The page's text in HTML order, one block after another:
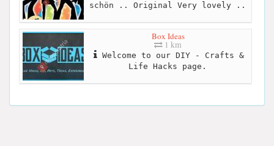
schön .. Original Very lovely ..
Box Ideas
1 km
Welcome to our DIY - Crafts &
Life Hacks page.